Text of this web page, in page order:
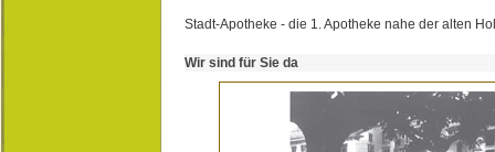
Stadt-Apotheke - die 1. Apotheke nahe der alten
Wir sind für Sie da